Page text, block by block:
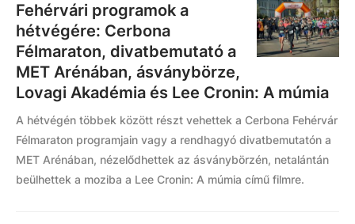
Fehérvári programok a
hétvégére: Cerbona
Félmaraton, divatbemutató a
MET Arénában, ásványbörze,
Lovagi Akadémia és Lee Cronin: A múmia
A hétvégén többek között részt vehettek a Cerbona Fehérvár
Félmaraton programjain vagy a rendhagyó divatbemutatón a
MET Arénában, nézelődhettek az ásványbörzén, netalántán
beülhettek a moziba a Lee Cronin: A múmia című filmre.